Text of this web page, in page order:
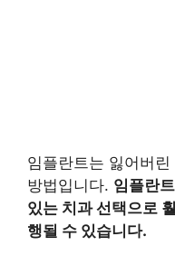
임플란트는 잃어버
방법입니다. 임플란
있는 치과 선택으로
행될 수 있습니다.